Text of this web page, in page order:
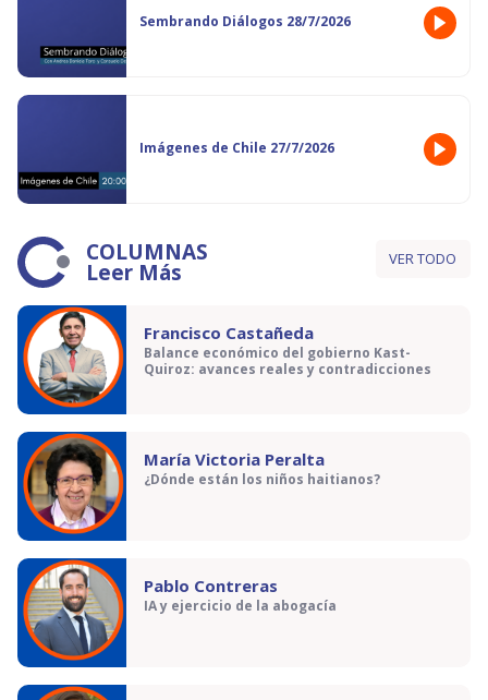
Sembrando Diálogos 28/7/2026
Imágenes de Chile 27/7/2026
COLUMNAS
Leer Más VER TODO
Francisco Castañeda
Balance económico del gobierno Kast-
Quiroz: avances reales y contradicciones
María Victoria Peralta
¿Dónde están los niños haitianos?
Pablo Contreras
IA y ejercicio de la abogacía